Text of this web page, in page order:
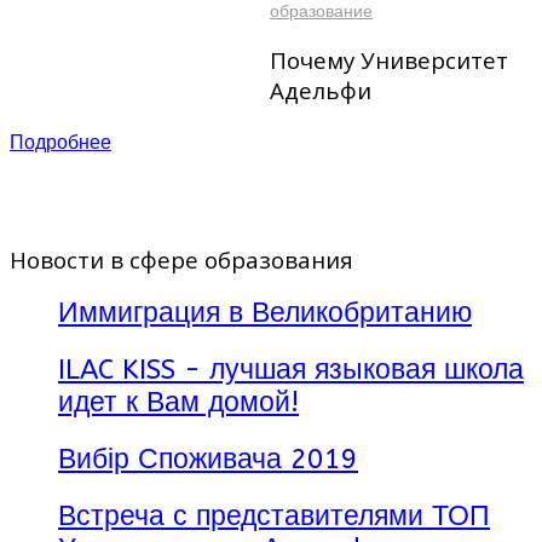
образование
Почему Университет
Адельфи
Соотношение
студентам 10:1
5,071 студентов
резиденций
клубов
выпускников
Подробнее
Новости в сфере образования
Иммиграция в Великобританию
ILAC KISS - лучшая языковая школа
идет к Вам домой!
Вибір Споживача 2019
Встреча с представителями ТОП